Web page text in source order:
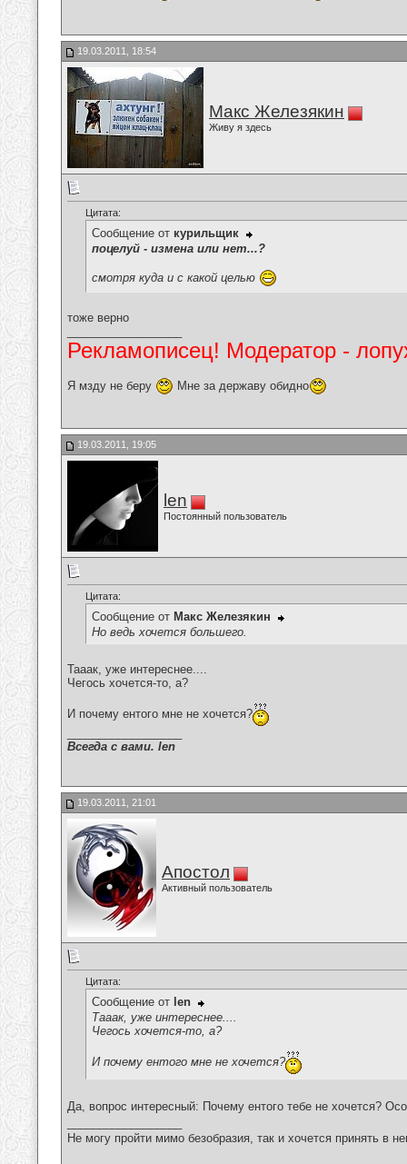
19.03.2011, 18:54
Макс Железякин
Живу я здесь
Цитата:
Сообщение от курильщик
поцелуй - измена или нет...?
смотря куда и с какой целью
тоже верно
Рекламописец! Модератор -
Я мзду не беру Мне за державу обидно
19.03.2011, 19:05
len
Постоянный пользователь
Цитата:
Сообщение от Макс Железякин
Но ведь хочется большего.
Тааак, уже интереснее....
Чегось хочется-то, а?
И почему ентого мне не хочется?
Всегда с вами. len
19.03.2011, 21:01
Апостол
Активный пользователь
Цитата:
Сообщение от len
Тааак, уже интереснее....
Чегось хочется-то, а?
И почему ентого мне не хочется?
Да, вопрос интересный: Почему ентого тебе не хочется?
Не могу пройти мимо безобразия, так и хочется принять в